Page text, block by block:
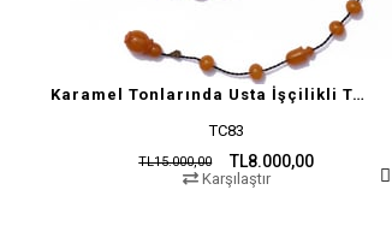
Karamel Tonlarında Usta İşçilikli Tesbih
TC83
TL8.000,00
TL15.000,00
Karşılaştır